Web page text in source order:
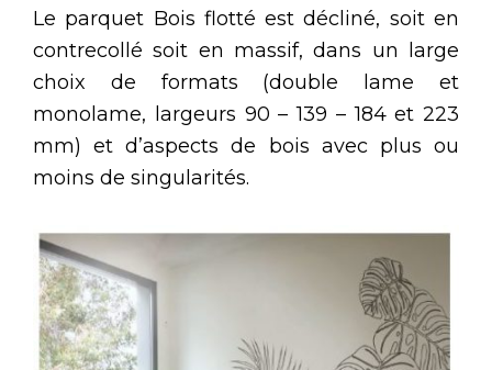
Le parquet Bois flotté est décliné, soit en
contrecollé soit en massif, dans un large
choix de formats (double lame et
monolame, largeurs 90 – 139 – 184 et 223
mm) et d’aspects de bois avec plus ou
moins de singularités.